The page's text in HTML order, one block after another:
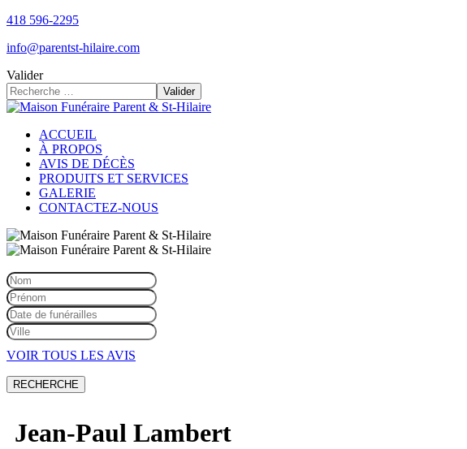
418 596-2295
info@parentst-hilaire.com
Valider
Valider
ACCUEIL
À PROPOS
AVIS DE DÉCÈS
PRODUITS ET SERVICES
GALERIE
CONTACTEZ-NOUS
VOIR TOUS LES AVIS
Jean-Paul Lambert